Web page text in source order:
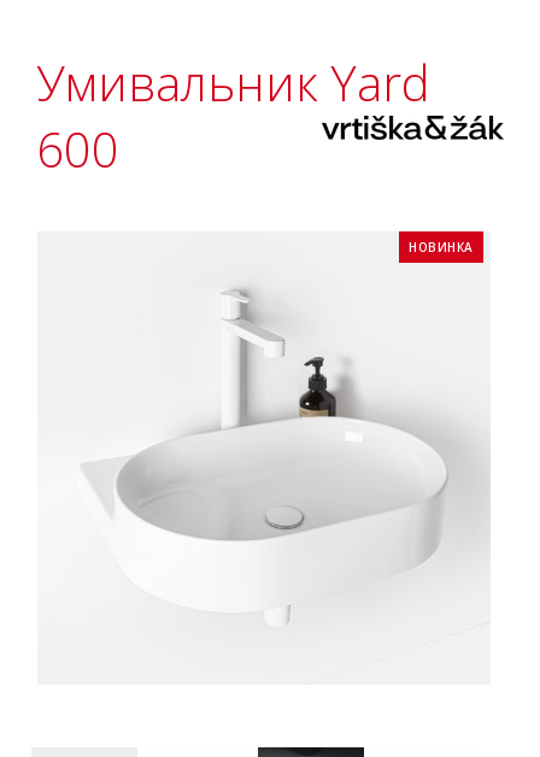
Умивальник Yard
600
НОВИНКА